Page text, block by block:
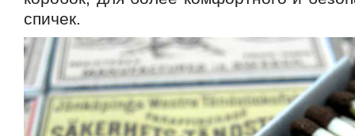
спичек.